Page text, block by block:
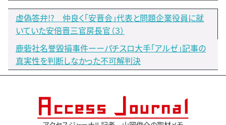
虚偽答弁!? 仲良く「安晋会」代表と問題企業役員に就
いていた安倍晋三官房長官（３）
鹿砦社名誉毀損事件ーーパチスロ大手「アルゼ」記事の
真実性を判断しなかった不可解判決